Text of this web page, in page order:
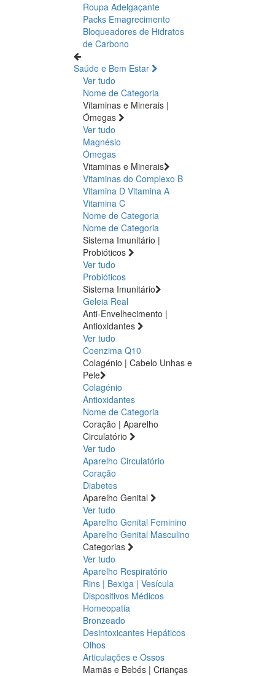
Roupa Adelgaçante
Packs Emagrecimento
Bloqueadores de Hidratos
de Carbono
Saúde e Bem Estar
Ver tudo
Nome de Categoria
Vitaminas e Minerais |
Ómegas
Ver tudo
Magnésio
Ómegas
Vitaminas e Minerais
Vitaminas do Complexo B
Vitamina D Vitamina A
Vitamina C
Nome de Categoria
Nome de Categoria
Sistema Imunitário |
Probióticos
Ver tudo
Probióticos
Sistema Imunitário
Geleia Real
Anti-Envelhecimento |
Antioxidantes
Ver tudo
Coenzima Q10
Colagénio | Cabelo Unhas e
Pele
Colagénio
Antioxidantes
Nome de Categoria
Coração | Aparelho
Circulatório
Ver tudo
Aparelho Circulatório
Coração
Diabetes
Aparelho Genital
Ver tudo
Aparelho Genital Feminino
Aparelho Genital Masculino
Categorias
Ver tudo
Aparelho Respiratório
Rins | Bexiga | Vesícula
Dispositivos Médicos
Homeopatia
Bronzeado
Desintoxicantes Hepáticos
Olhos
Articulações e Ossos
Mamãs e Bebés | Crianças